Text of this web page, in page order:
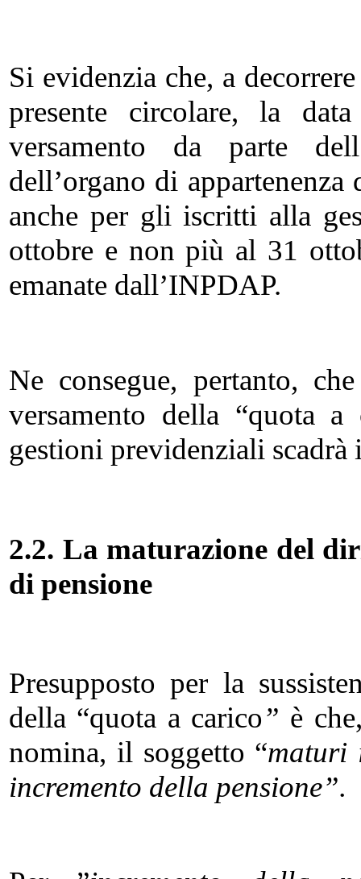
Si evidenzia che, a
presente circolare, la
versamento da parte
dell’organo di
anche per gli iscritti alla
ottobre e non più al 31
emanate dall’INPDAP.
Ne consegue, pertanto,
versamento della “quota
gestioni previdenziali
2.2. La maturazione del
di pensione
Presupposto per la
della “quota a carico” è
nomina, il soggetto “maturi
incremento della pensione”.